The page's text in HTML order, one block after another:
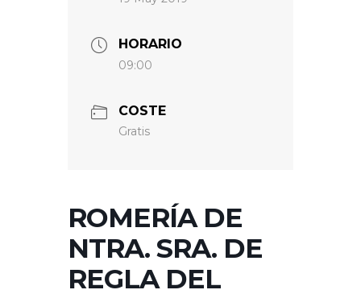
HORARIO
09:00
COSTE
Gratis
ROMERÍA DE
NTRA. SRA. DE
REGLA DEL